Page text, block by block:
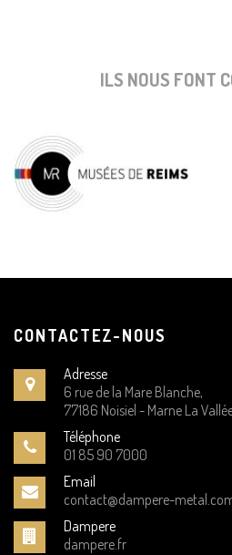
ILS NOUS FONT
CONTACTEZ-NOUS
Adresse
6 rue de la Mare Blanche,
77186 Noisiel - Marne La
Téléphone
01 85 90 7000
Email
contact@dampere-
Dampere
dampere.fr